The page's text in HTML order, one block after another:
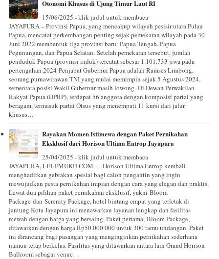
Otonomi Khusus di Ujung Timur Laut RI
15/06/2025 - klik judul untuk membaca
JAYAPURA – Provinsi Papua, yang mencakup wilayah pesisir utara Pulau
Papua, mencatat perkembangan penting sejak pemekaran wilayah pada 30
Juni 2022 membentuk tiga provinsi baru: Papua Tengah, Papua
Pegunungan, dan Papua Selatan. Setelah pemekaran tersebut, jumlah
penduduk Papua (provinsi induk) tercatat sebesar 1.101.733 jiwa pada
pertengahan 2024 Penjabat Gubernur Papua adalah Ramses Limbong,
seorang purnawirawan TNI yang mulai memimpin sejak 5 Agustus 2024,
sementara posisi Wakil Gubernur masih lowong. Di Dewan Perwakilan
Rakyat Papua (DPRP), terdapat 56 anggota dengan komposisi partai yang
beragam, termasuk partai Otsus yang menempati 11 kursi dari jalur
khusus…
Rayakan Momen Istimewa dengan Paket Pernikahan
Eksklusif dari Horison Ultima Entrop Jayapura
25/04/2025 - klik judul untuk membaca
JAYAPURA, LELEMUKU.COM — Horison Ultima Entrop kembali
menghadirkan gebrakan spesial bagi calon pengantin yang ingin
mewujudkan pesta pernikahan impian dengan cara yang elegan dan praktis.
Lewat dua pilihan paket pernikahan eksklusif, yakni Bloom
Package dan Serenity Package, hotel bintang empat yang terletak di
jantung Kota Jayapura ini menawarkan layanan lengkap dan fasilitas
mewah dengan harga yang bersaing. Paket pertama, Bloom Package,
ditawarkan dengan harga Rp50.000.000 untuk 300 tamu undangan. Paket
ini dirancang bagi pasangan yang menginginkan pernikahan sederhana
namun tetap berkelas. Fasilitas yang ditawarkan antara lain Grand Horison
Ballroom sebagai venue…